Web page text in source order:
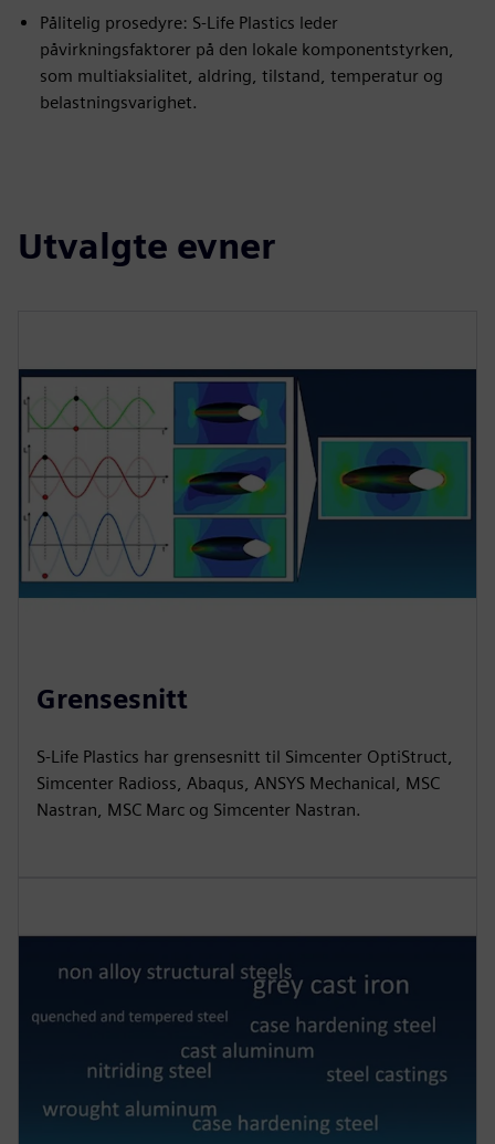
Pålitelig prosedyre: S-Life Plastics leder
påvirkningsfaktorer på den lokale komponentstyrken,
som multiaksialitet, aldring, tilstand, temperatur og
belastningsvarighet.
Utvalgte evner
Grensesnitt
S-Life Plastics har grensesnitt til Simcenter OptiStruct,
Simcenter Radioss, Abaqus, ANSYS Mechanical, MSC
Nastran, MSC Marc og Simcenter Nastran.